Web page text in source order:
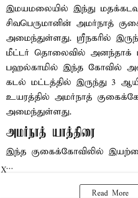
இமயமலையில் இந்து
சிவபெருமானின் அமர்நாத்
அமைந்துள்ளது. ஸ்ரீநகரில்
மீட்டர் தொலைவில் அனந்தாக்
பஹல்காமில் இந்த கோவில்
கடல் மட்டத்தில் இருந்து 3
உயரத்தில் அமர்நாத்
அமைந்துள்ளது.
அமர்நாத் யாத்திரை
இந்த குகைக்கோவிலில்
...
Read More
X